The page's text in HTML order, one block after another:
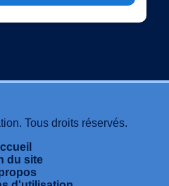
Tous droits réservés.
du site